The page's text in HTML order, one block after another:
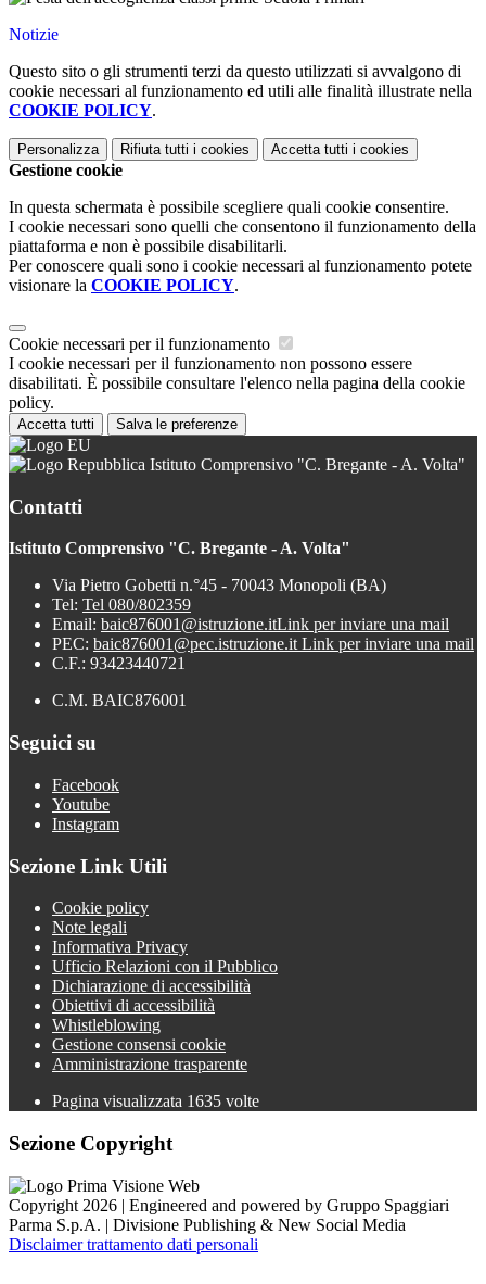
Notizie
Questo sito o gli strumenti terzi da questo utilizzati si avvalgono di
cookie necessari al funzionamento ed utili alle finalità illustrate nella
COOKIE POLICY.
Personalizza Rifiuta tutti i cookies Accetta tutti i cookies
Gestione cookie
In questa schermata è possibile scegliere quali cookie consentire.
I cookie necessari sono quelli che consentono il funzionamento della
piattaforma e non è possibile disabilitarli.
Per conoscere quali sono i cookie necessari al funzionamento potete
visionare la COOKIE POLICY.
Cookie necessari per il funzionamento
I cookie necessari per il funzionamento non possono essere
disabilitati. È possibile consultare l'elenco nella pagina della cookie
policy.
Accetta tutti Salva le preferenze
Istituto Comprensivo "C. Bregante - A. Volta"
Contatti
Istituto Comprensivo "C. Bregante - A. Volta"
Via Pietro Gobetti n.°45 - 70043 Monopoli (BA)
Tel: Tel 080/802359
Email: baic876001@istruzione.itLink per inviare una mail
PEC: baic876001@pec.istruzione.itLink per inviare una mail
C.F.: 93423440721
C.M. BAIC876001
Seguici su
Facebook
Youtube
Instagram
Sezione Link Utili
Cookie policy
Note legali
Informativa Privacy
Ufficio Relazioni con il Pubblico
Dichiarazione di accessibilità
Obiettivi di accessibilità
Whistleblowing
Gestione consensi cookie
Amministrazione trasparente
Pagina visualizzata 1635 volte
Sezione Copyright
Copyright 2026 | Engineered and powered by Gruppo Spaggiari
Parma S.p.A. | Divisione Publishing & New Social Media
Disclaimer trattamento dati personali